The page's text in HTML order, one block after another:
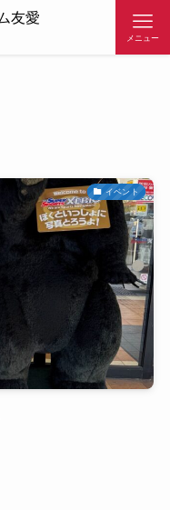
メニュー
イベント